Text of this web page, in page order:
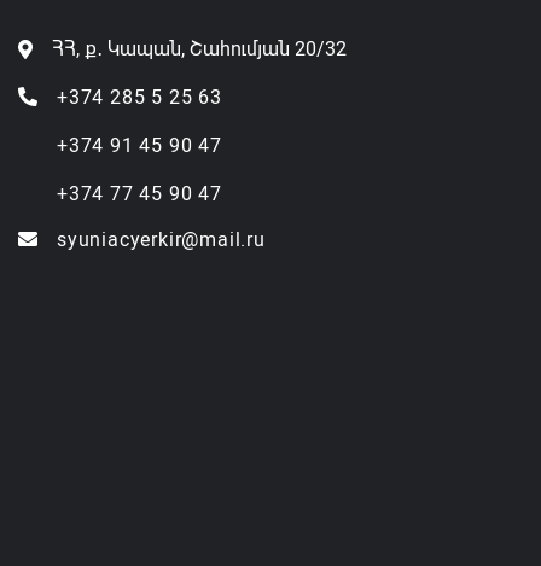
ՀՀ, ք․ Կապան, Շահումյան 20/32
+374 285 5 25 63
+374 91 45 90 47
+374 77 45 90 47
syuniacyerkir@mail.ru